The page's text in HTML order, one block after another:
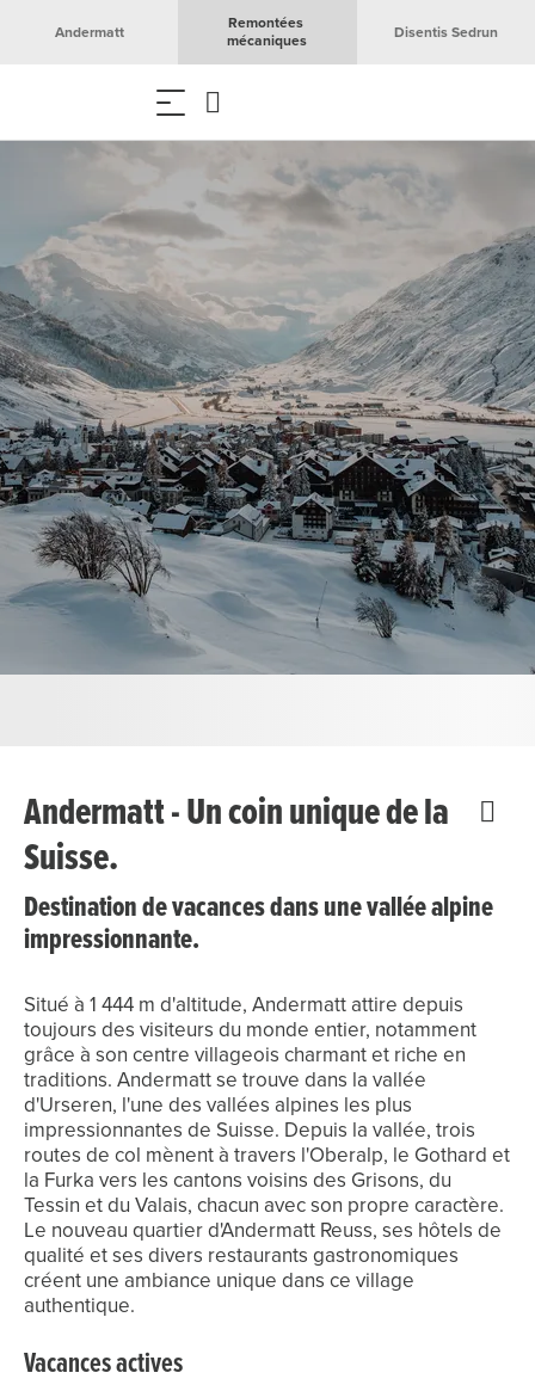
Andermatt
Remontées
mécaniques
Disentis Sedrun
Andermatt - Un coin unique de la
Suisse.
Destination de vacances dans une vallée alpine
impressionnante.
Situé à 1 444 m d'altitude, Andermatt attire depuis
toujours des visiteurs du monde entier, notamment
grâce à son centre villageois charmant et riche en
traditions. Andermatt se trouve dans la vallée
d'Urseren, l'une des vallées alpines les plus
impressionnantes de Suisse. Depuis la vallée, trois
routes de col mènent à travers l'Oberalp, le Gothard et
la Furka vers les cantons voisins des Grisons, du
Tessin et du Valais, chacun avec son propre caractère.
Le nouveau quartier d'Andermatt Reuss, ses hôtels de
qualité et ses divers restaurants gastronomiques
créent une ambiance unique dans ce village
authentique.
Vacances actives